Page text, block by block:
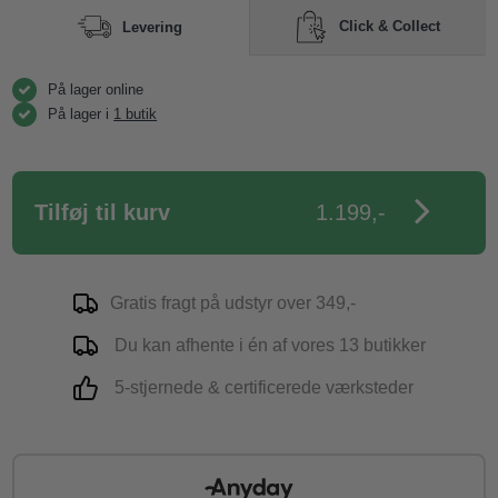
Levering Click & Collect
På lager online
På lager i 1 butik
1.199,-
Gratis fragt på udstyr over 349,-
Du kan afhente i én af vores 13 butikker
5-stjernede & certificerede værksteder